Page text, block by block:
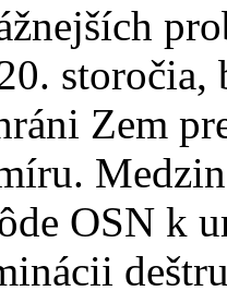
storočia,
Zem
OSN k